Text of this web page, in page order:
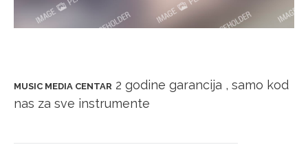
MUSIC MEDIA CENTAR 2 godine garancija , samo kod
nas za sve instrumente